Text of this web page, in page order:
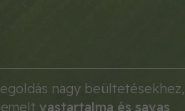
nagy beültetésekhez,
vastartalma és savas